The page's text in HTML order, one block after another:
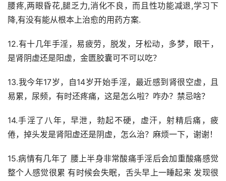
腰疼,两眼昏花,腿乏力,消化不良，而且性功能减退,学习下
降,有没有能从根本上治愈的用药方案.
12.有十几年手淫，易疲劳，脱发，牙松动，多梦，眼干，
是肾阴虚还是阳虚，金匮胶囊可不可以吃？
13.我今年17岁，自14岁开始手淫，最近感到肾很空虚，且
易累，尿频，有时还疼痛，这是怎么啦？咋办？禁忌啥？
14.手淫了八年，早泄，勃起不硬，虚汗，射精后痛，疲
倦，掉头发是肾阳虚还是阴虚，怎么治？麻烦一下，谢谢！
15.病情有几年了 腰上半身非常酸痛手淫后会加重酸痛感觉
整个人感觉很累 有时候会失眠，舌头早上一睡起来 发现很